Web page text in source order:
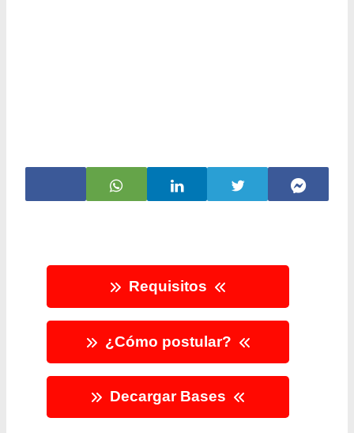
Requisitos
¿Cómo postular?
Decargar Bases